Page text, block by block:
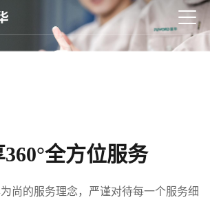
全方位服务
尚的服务理念，严谨对待每一个服务细